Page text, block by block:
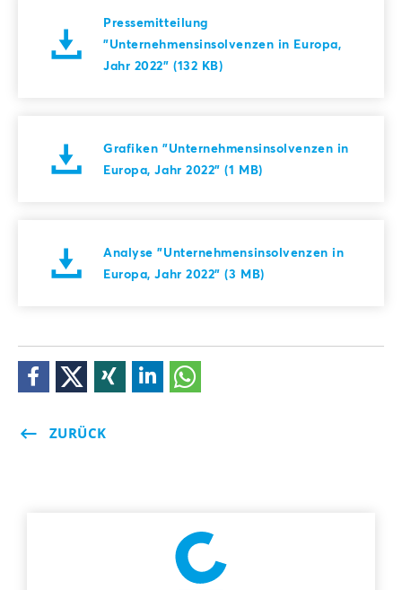
Pressemitteilung
"Unternehmensinsolvenzen in Europa,
Jahr 2022" (132 KB)
Grafiken "Unternehmensinsolvenzen in
Europa, Jahr 2022" (1 MB)
Analyse "Unternehmensinsolvenzen in
Europa, Jahr 2022" (3 MB)
ZURÜCK